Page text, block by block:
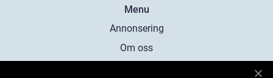
Menu
Annonsering
Om oss